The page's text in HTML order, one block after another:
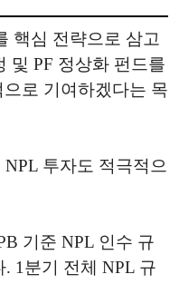
핵심 전략으로 삼고
및 PF 정상화 펀드를
로 기여하겠다는 목
투자도 적극적으
기준 NPL 인수 규
1분기 전체 NPL 규